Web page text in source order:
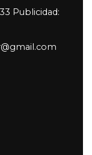
Publicidad: